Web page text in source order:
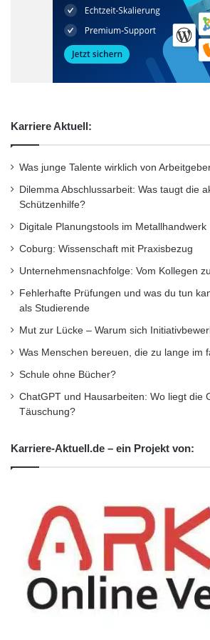
Organisationstalent
Zum Beruf des Lehrers gehört
muss noch viele weitere
Dazu gehören unter anderem:
Klassenfahrten
Elternabende
der Organisation größerer
Fähigkeiten. Insbesondere
die Organisation von
muss er diese im
planen. Dabei muss er auch
hohes Einkommen
Bei der Durchführung von
er auch den Eltern vermitteln
um die Schüler steht. Das ist
einfache Aufgabe, weil
Eltern den Lehrern kritisch
Karriere Aktuell:
Was junge Talente wirklich von
Dilemma Abschlussarbeit: Was taugt die
Schützenhilfe?
Digitale Planungstools im Metallhandwerk
Coburg: Wissenschaft mit Praxisbezug
Unternehmensnachfolge: Vom Kollegen
Fehlerhafte Prüfungen und was du tun
als Studierende
Mut zur Lücke – Warum sich
Was Menschen bereuen, die zu lange im
Schule ohne Bücher?
ChatGPT und Hausarbeiten: Wo liegt die
Täuschung?
Karriere-Aktuell.de – ein Projekt von: